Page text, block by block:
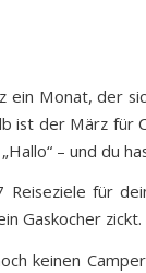
Monat, der
ist der März
– und du
Reiseziele für
Gaskocher zickt.
keinen